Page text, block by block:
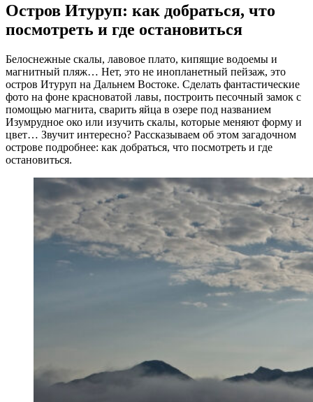
Остров Итуруп: как добраться, что
посмотреть и где остановиться
Белоснежные скалы, лавовое плато, кипящие водоемы и
магнитный пляж… Нет, это не инопланетный пейзаж, это
остров Итуруп на Дальнем Востоке. Сделать фантастические
фото на фоне красноватой лавы, построить песочный замок с
помощью магнита, сварить яйца в озере под названием
Изумрудное око или изучить скалы, которые меняют форму и
цвет… Звучит интересно? Рассказываем об этом загадочном
острове подробнее: как добраться, что посмотреть и где
остановиться.